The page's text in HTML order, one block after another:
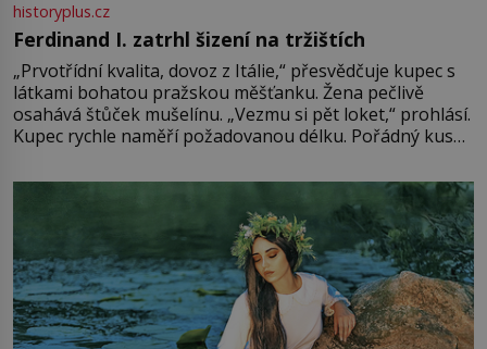
historyplus.cz
Ferdinand I. zatrhl šizení na tržištích
„Prvotřídní kvalita, dovoz z Itálie,“ přesvědčuje kupec s
látkami bohatou pražskou měšťanku. Žena pečlivě
osahává štůček mušelínu. „Vezmu si pět loket,“ prohlásí.
Kupec rychle naměří požadovanou délku. Pořádný kus
milostpaní. Stačí jenom na sukni,“ zhodnotí švadlena
množství růžového mušelínu. „Ošidili vás, podívejte.“